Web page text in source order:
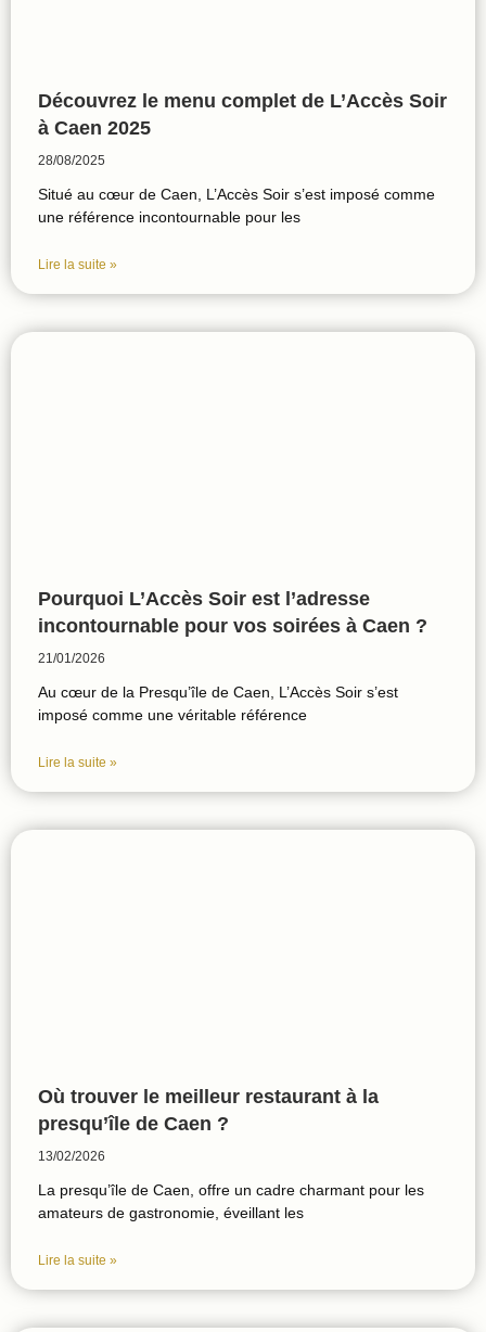
Découvrez le menu complet de L’Accès Soir
à Caen 2025
28/08/2025
Situé au cœur de Caen, L’Accès Soir s’est imposé comme
une référence incontournable pour les
Lire la suite »
Pourquoi L’Accès Soir est l’adresse
incontournable pour vos soirées à Caen ?
21/01/2026
Au cœur de la Presqu’île de Caen, L’Accès Soir s’est
imposé comme une véritable référence
Lire la suite »
Où trouver le meilleur restaurant à la
presqu’île de Caen ?
13/02/2026
La presqu’île de Caen, offre un cadre charmant pour les
amateurs de gastronomie, éveillant les
Lire la suite »